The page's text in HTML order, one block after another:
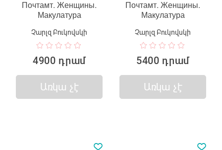
Почтамт. Женщины.
Макулатура
Չարլզ Բուկովսկի
4900 դրամ
Առկա չէ
Почтамт. Женщины.
Макулатура
Չարլզ Բուկովսկի
5400 դրամ
Առկա չէ